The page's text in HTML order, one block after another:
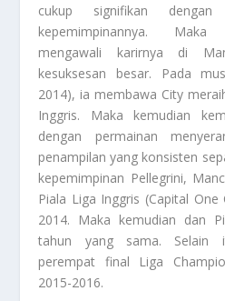
cukup signifikan
kepemimpinannya.
mengawali karirnya di
kesuksesan besar. Pada
2014), ia membawa City
Inggris. Maka kemudian
dengan permainan
penampilan yang konsisten
kepemimpinan Pellegrini,
Piala Liga Inggris (Capital
2014. Maka kemudian dan
tahun yang sama. Selain
perempat final Liga
2015-2016.